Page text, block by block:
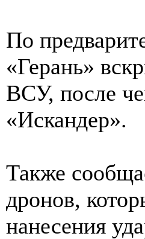
По
«Герань»
ВСУ, после
«Искандер».
Также
дронов,
нанесения